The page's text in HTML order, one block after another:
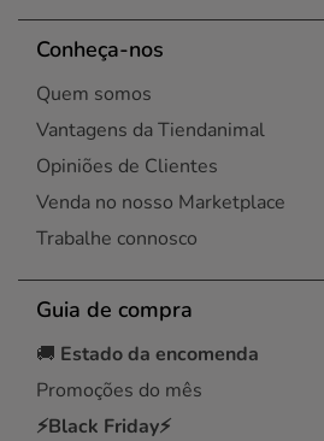
Conheça-nos
Quem somos
Vantagens da Tiendanimal
Opiniões de Clientes
Venda no nosso Marketplace
Trabalhe connosco
Guia de compra
🚚 Estado da encomenda
Promoções do mês
⚡Black Friday⚡